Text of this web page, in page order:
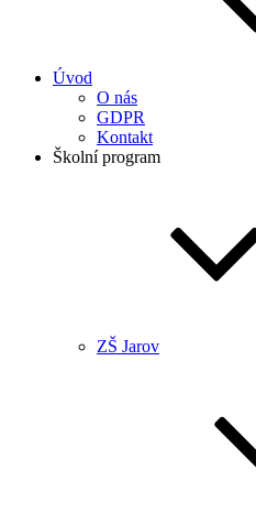
Úvod
O nás
GDPR
Kontakt
Školní program
ZŠ Jarov